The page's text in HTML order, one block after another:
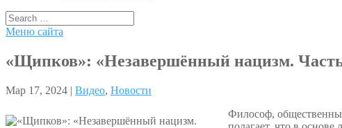
Меню сайта
«Щипков»: «Незавершённый нацизм.
Мар 17, 2024 | Видео, Новости
Философ,